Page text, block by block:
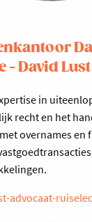
- David Lust
in
recht en het
overnames en
advocaat-